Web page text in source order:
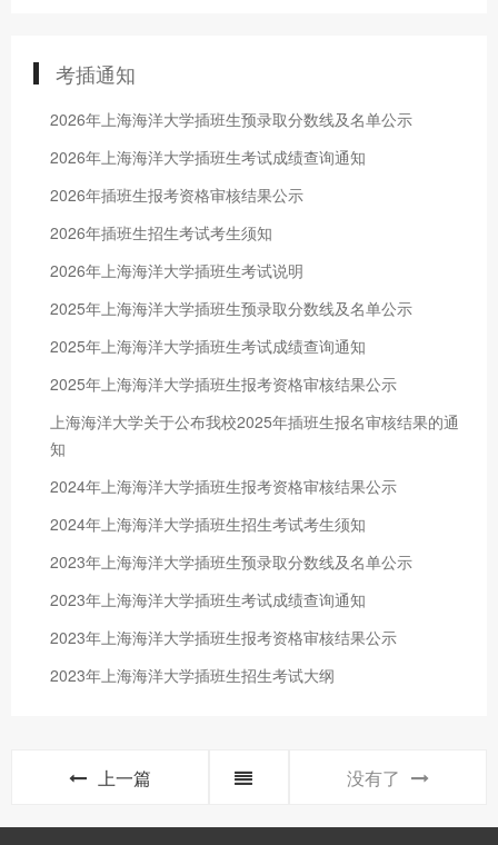
考插通知
2026年上海海洋大学插班生预录取分数线及名单公示
2026年上海海洋大学插班生考试成绩查询通知
2026年插班生报考资格审核结果公示
2026年插班生招生考试考生须知
2026年上海海洋大学插班生考试说明
2025年上海海洋大学插班生预录取分数线及名单公示
2025年上海海洋大学插班生考试成绩查询通知
2025年上海海洋大学插班生报考资格审核结果公示
上海海洋大学关于公布我校2025年插班生报名审核结果的通
知
2024年上海海洋大学插班生报考资格审核结果公示
2024年上海海洋大学插班生招生考试考生须知
2023年上海海洋大学插班生预录取分数线及名单公示
2023年上海海洋大学插班生考试成绩查询通知
2023年上海海洋大学插班生报考资格审核结果公示
2023年上海海洋大学插班生招生考试大纲
上一篇 没有了